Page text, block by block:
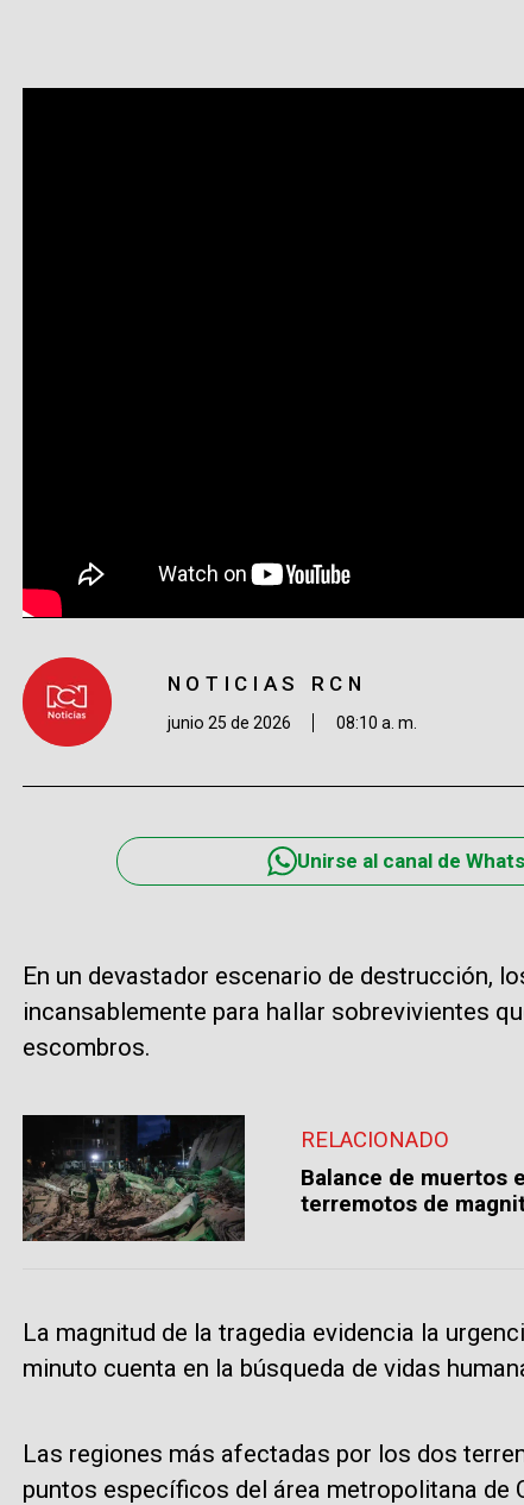
NOTICIAS RCN
junio 25 de 2026 08:10 a. m.
Unirse al canal de
En un devastador escenario de destrucción,
incansablemente para hallar sobrevivientes
escombros.
RELACIONADO
Balance de muertos
terremotos de
La magnitud de la tragedia evidencia la
minuto cuenta en la búsqueda de vidas
Las regiones más afectadas por los dos
puntos específicos del área metropolitana de